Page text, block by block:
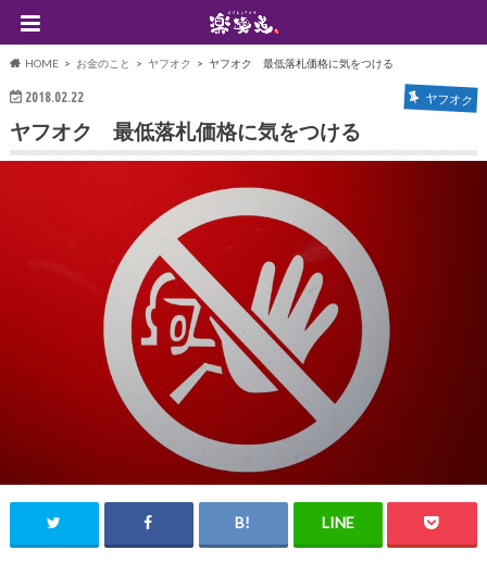
HOME お金のこと ヤフオク ヤフオク 最低落札価格に気をつける
2018.02.22 ヤフオク
ヤフオク 最低落札価格に気をつける